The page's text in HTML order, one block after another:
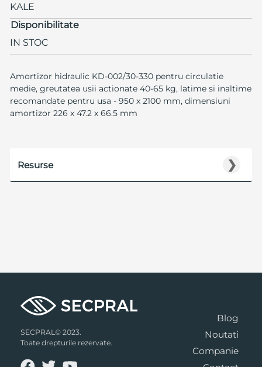
KALE
Disponibilitate
IN STOC
Amortizor hidraulic KD-002/30-330 pentru circulatie
medie, greutatea usii actionate 40-65 kg, latime si inaltime
recomandate pentru usa - 950 x 2100 mm, dimensiuni
amortizor 226 x 47.2 x 66.5 mm
❯
Resurse
SECPRAL© 2023.
Toate drepturile rezervate.
Blog
Noutati
Companie